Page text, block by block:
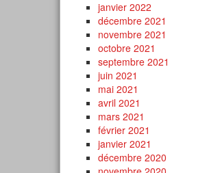
janvier 2022
décembre 2021
novembre 2021
octobre 2021
septembre 2021
juin 2021
mai 2021
avril 2021
mars 2021
février 2021
janvier 2021
décembre 2020